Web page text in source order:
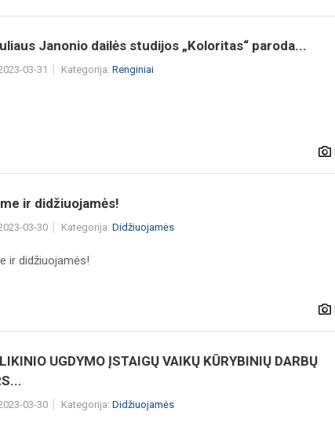
Janonio dailės studijos „Koloritas“ paroda...
03-31 Kategorija: Renginiai
ir didžiuojamės!
03-30 Kategorija: Didžiuojamės
ir didžiuojamės!
UGDYMO ĮSTAIGŲ VAIKŲ KŪRYBINIŲ DARBŲ
03-30 Kategorija: Didžiuojamės